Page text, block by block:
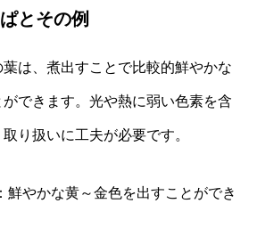
とその例
は、煮出すことで比較的鮮やかな
できます。光や熱に弱い色素を含
り扱いに工夫が必要です。
鮮やかな黄～金色を出すことができ